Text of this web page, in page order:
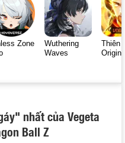
Zone
Wuthering
Waves
Thiên
Origin
nhất của Vegeta
Ball Z